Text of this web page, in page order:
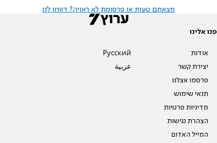
מצאתם טעות או פרסומת לא ראויה? דווחו לנו
פנו אלינו
אודות
יצירת קשר
פרסמו אצלנו
תנאי שימוש
מדיניות פרטיות
הצהרת נגישות
המייל האדום
Pусский
عربية